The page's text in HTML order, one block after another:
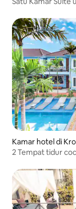
Kamar hotel di
2 Tempat tidur